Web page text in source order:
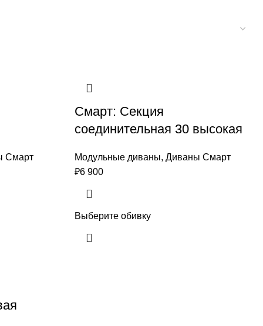
Смарт
Смарт: Секция
соединительная 30 высокая
Модульные диваны, Диваны Смарт
₽6 900
Выберите обивку